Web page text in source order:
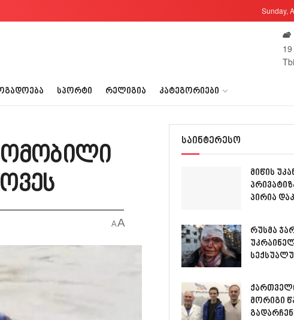
Sunday,
19
ᲡᲞᲝᲠᲢᲘ ᲠᲔᲚᲘᲒᲘᲐ ᲙᲐᲢᲔᲒᲝᲠᲘᲔᲑᲘ
AA
საინტერესო
მიწის
პირია
რუსმა
მორიგი